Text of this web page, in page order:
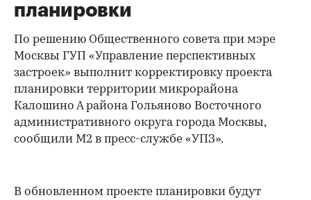
планировки
По решению Общественного совета при мэре
Москвы ГУП «Управление перспективных
застроек» выполнит корректировку проекта
планировки территории микрорайона
Калошино А района Гольяново Восточного
административного округа города Москвы,
сообщили М2 в пресс-службе «УПЗ».
В обновленном проекте планировки будут